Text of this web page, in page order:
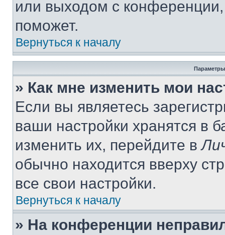
или выходом с
поможет.
Вернуться к началу
Параметры
» Как мне изменить мои
Если вы являетесь
ваши настройки хранятся в
изменить их, перейдите в
обычно находится вверху
все свои настройки.
Вернуться к началу
» На конференции